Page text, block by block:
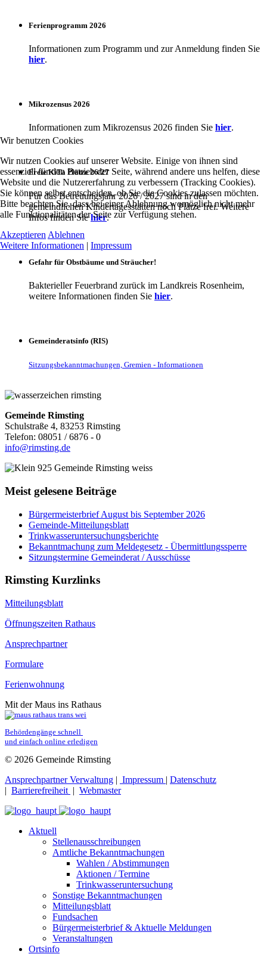
Ferienprogramm 2026
Informationen zum Programm und zur Anmeldung finden Sie
hier.
Mikrozensus 2026
Informationen zum Mikrozensus 2026 finden Sie hier.
Freie KiTa Plätze 26/27
Für das Betreuungsjahr 2026 / 2027 sind in den
gemeindlichen Kindertagesstätten noch Plätze frei. Weitere
Infos finden Siehier.
Gefahr für Obstbäume und Sträucher!
Bakterieller Feuerbrand zurück im Landkreis Rosenheim,
weitere Informationen finden Sie hier.
Gemeinderatsinfo (RIS)
Sitzungsbekanntmachungen, Gremien - Informationen
Gemeinde Rimsting
Schulstraße 4, 83253 Rimsting
Telefon: 08051 / 6876 - 0
info@rimsting.de
Meist gelesene Beiträge
Bürgermeisterbrief August bis September 2026
Gemeinde-Mitteilungsblatt
Trinkwasseruntersuchungsberichte
Bekanntmachung zum Meldegesetz - Übermittlungssperre
Sitzungstermine Gemeinderat / Ausschüsse
Rimsting Kurzlinks
Mitteilungsblatt
Öffnungszeiten Rathaus
Ansprechpartner
Formulare
Ferienwohnung
Mit der Maus ins Rathaus
Behördengänge schnell
und einfach online erledigen
© 2026 Gemeinde Rimsting
Ansprechpartner Verwaltung | Impressum | Datenschutz
| Barrierefreiheit | Webmaster
Aktuell
Stellenausschreibungen
Amtliche Bekanntmachungen
Wahlen / Abstimmungen
Aktionen / Termine
Trinkwasseruntersuchung
Sonstige Bekanntmachungen
Mitteilungsblatt
Fundsachen
Bürgermeisterbrief & Aktuelle Meldungen
Veranstaltungen
Ortsinfo
Wir benutzen Cookies
Wir nutzen Cookies auf unserer Website. Einige von ihnen sind
essenziell für den Betrieb der Seite, während andere uns helfen, diese
Website und die Nutzererfahrung zu verbessern (Tracking Cookies).
Sie können selbst entscheiden, ob Sie die Cookies zulassen möchten.
Bitte beachten Sie, dass bei einer Ablehnung womöglich nicht mehr
alle Funktionalitäten der Seite zur Verfügung stehen.
Akzeptieren Ablehnen
Weitere Informationen | Impressum